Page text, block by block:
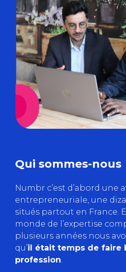
Qui sommes-nous
Numbr c’est d’abord une
entrepreneuriale, une
situés partout en France.
monde de l’expertise
plusieurs années nous
qu’il était temps de faire
profession